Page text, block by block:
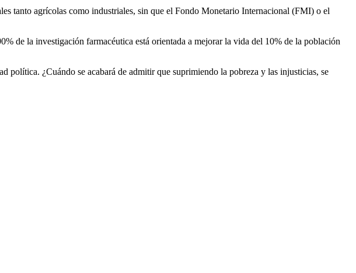
tanto agrícolas como industriales, sin que el Fondo Monetario Internacional (FMI) o el
de la investigación farmacéutica está orientada a mejorar la vida del 10% de la población
política. ¿Cuándo se acabará de admitir que suprimiendo la pobreza y las injusticias, se